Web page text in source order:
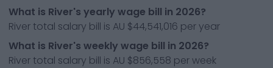
What is River's yearly wage bill in 2026?
River total salary bill is AU $44,541,016 per year
What is River's weekly wage bill in 2026?
River total salary bill is AU $856,558 per week